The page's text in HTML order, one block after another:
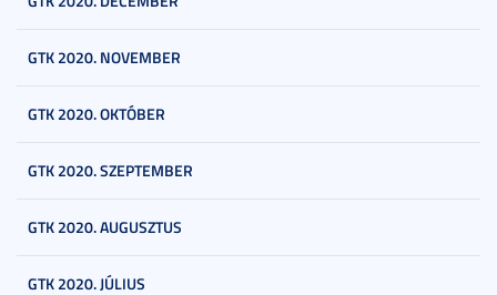
GTK 2020. NOVEMBER
GTK 2020. OKTÓBER
GTK 2020. SZEPTEMBER
GTK 2020. AUGUSZTUS
GTK 2020. JÚLIUS